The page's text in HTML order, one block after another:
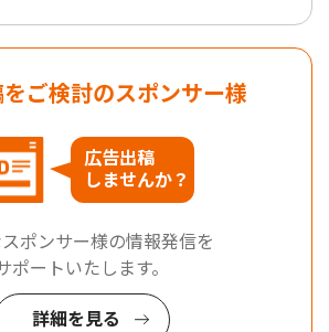
ご検討のスポンサー様
広告出稿
しませんか？
ポンサー様の情報発信を
ポートいたします。
詳細を見る